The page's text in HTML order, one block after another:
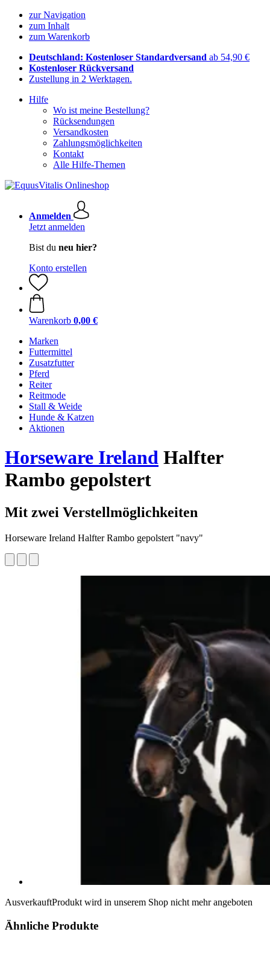
zur Navigation
zum Inhalt
zum Warenkorb
Deutschland: Kostenloser Standardversand ab 54,90 €
Kostenloser Rückversand
Zustellung in 2 Werktagen.
Hilfe
Wo ist meine Bestellung?
Rücksendungen
Versandkosten
Zahlungsmöglichkeiten
Kontakt
Alle Hilfe-Themen
Anmelden
Jetzt anmelden
Bist du neu hier?
Konto erstellen
Warenkorb 0,00 €
Marken
Futtermittel
Zusatzfutter
Pferd
Reiter
Reitmode
Stall & Weide
Hunde & Katzen
Aktionen
Horseware Ireland Halfter
Rambo gepolstert
Mit zwei Verstellmöglichkeiten
Horseware Ireland Halfter Rambo gepolstert "navy"
AusverkauftProdukt wird in unserem Shop nicht mehr angeboten
Ähnliche Produkte